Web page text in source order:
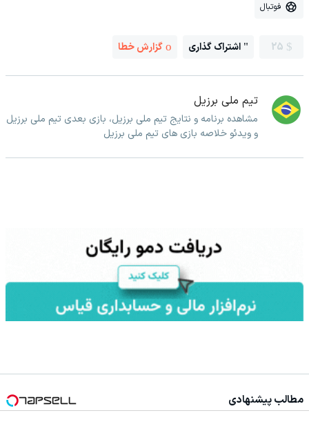
فوتبال
25 اشتراک گذاری گزارش خطا
تیم ملی برزیل
مشاهده برنامه و نتایج تیم ملی برزیل، بازی بعدی تیم ملی برزیل
و ویدئو خلاصه بازی های تیم ملی برزیل
مطالب پیشنهادی